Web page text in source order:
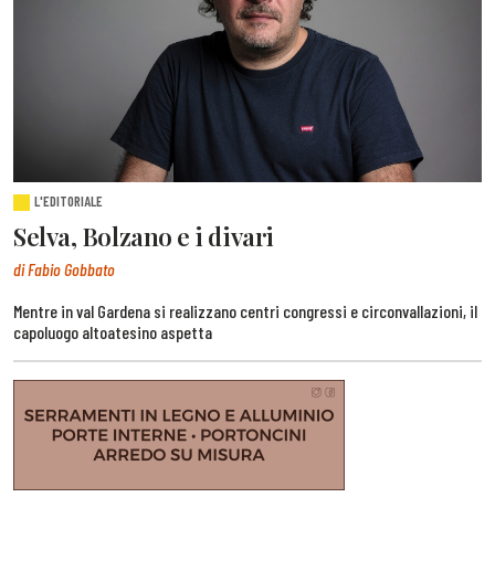
L'EDITORIALE
Selva, Bolzano e i divari
di Fabio Gobbato
Mentre in val Gardena si realizzano centri congressi e circonvallazioni, il
capoluogo altoatesino aspetta